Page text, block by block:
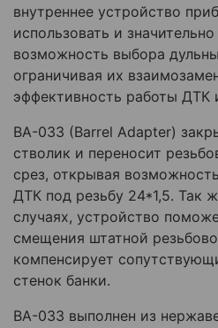
внутреннее устройство
использовать и
возможность выбора
ограничивая их
эффективность работы ДТК
BA-033 (Barrel Adapter)
стволик и переносит
срез, открывая
ДТК под резьбу 24*1,5. Так
случаях, устройство
смещения штатной
компенсирует
стенок банки.
BA-033 выполнен из